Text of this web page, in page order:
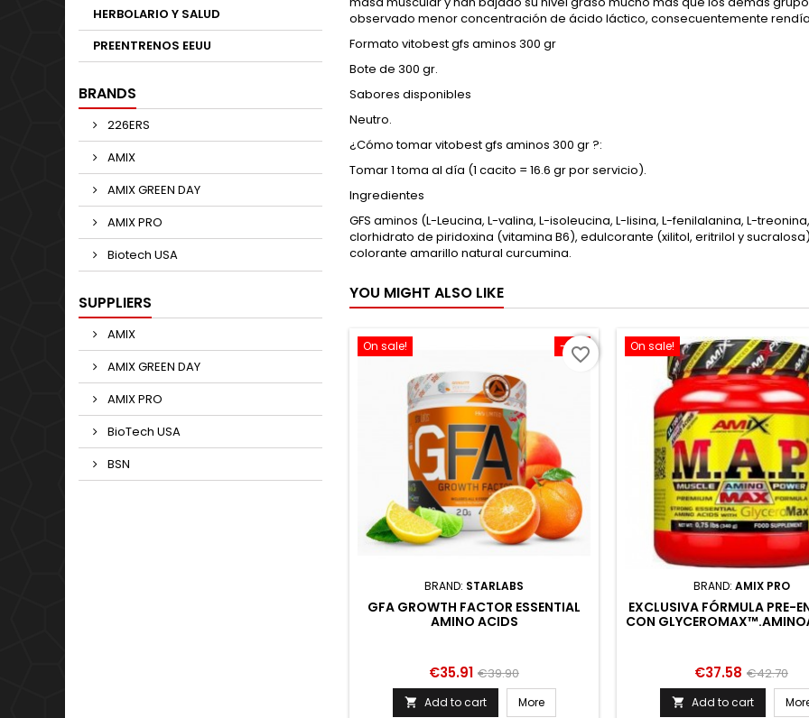
HERBOLARIO Y SALUD
PREENTRENOS EEUU
BRANDS
226ERS
AMIX
AMIX GREEN DAY
AMIX PRO
Biotech USA
SUPPLIERS
AMIX
AMIX GREEN DAY
AMIX PRO
BioTech USA
BSN
observado menor concentración de ácido láctico, consecuentemente
Formato vitobest gfs aminos 300 gr
Bote de 300 gr.
Sabores disponibles
Neutro.
¿Cómo tomar vitobest gfs aminos 300 gr ?:
Tomar 1 toma al día (1 cacito = 16.6 gr por servicio).
Ingredientes
GFS aminos (L-Leucina, L-valina, L-isoleucina, L-lisina, L-fenilalanina, L-
clorhidrato de piridoxina (vitamina B6), edulcorante (xilitol, eritrilol y
colorante amarillo natural curcumina.
YOU MIGHT ALSO LIKE
-10%
On sale!
BRAND: STARLABS
GFA GROWTH FACTOR ESSENTIAL
AMINO ACIDS
Price
€35.91 Regular
price
€39.90
 Add to cart More
favorite_border On sale!
BRAND: AMIX PRO
EXCLUSIVA FÓRMULA PRE-
CON
PROT
Price
€37.58 Regular
price
€42.70
 Add to cart